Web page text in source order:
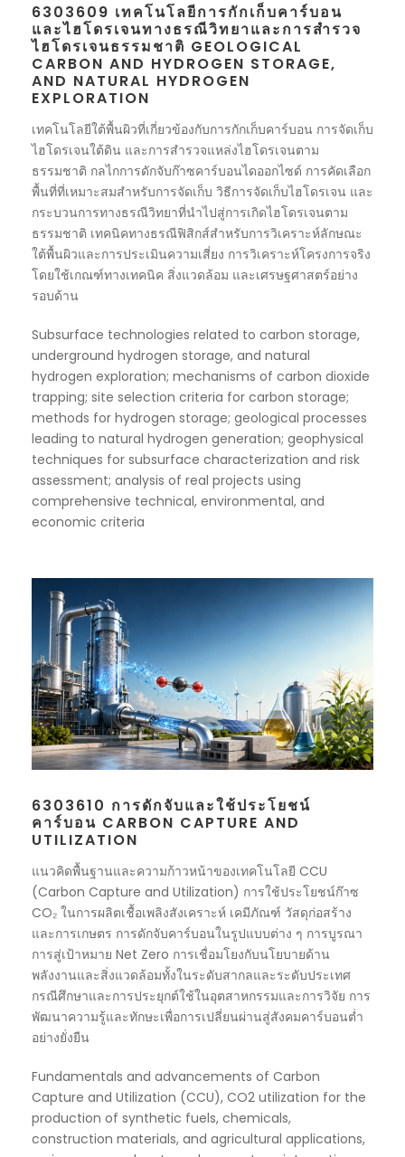
6303609 เทคโนโลยีการกักเก็บคาร์บอน
และไฮโดรเจนทางธรณีวิทยาและการสำรวจ
ไฮโดรเจนธรรมชาติ GEOLOGICAL
CARBON AND HYDROGEN STORAGE,
AND NATURAL HYDROGEN
EXPLORATION
เทคโนโลยีใต้พื้นผิวที่เกี่ยวข้องกับการกักเก็บคาร์บอน การจัดเก็บ
ไฮโดรเจนใต้ดิน และการสำรวจแหล่งไฮโดรเจนตาม
ธรรมชาติ กลไกการดักจับก๊าซคาร์บอนไดออกไซด์ การคัดเลือก
พื้นที่ที่เหมาะสมสำหรับการจัดเก็บ วิธีการจัดเก็บไฮโดรเจน และ
กระบวนการทางธรณีวิทยาที่นำไปสู่การเกิดไฮโดรเจนตาม
ธรรมชาติ เทคนิคทางธรณีฟิสิกส์สำหรับการวิเคราะห์ลักษณะ
ใต้พื้นผิวและการประเมินความเสี่ยง การวิเคราะห์โครงการจริง
โดยใช้เกณฑ์ทางเทคนิค สิ่งแวดล้อม และเศรษฐศาสตร์อย่าง
รอบด้าน
Subsurface technologies related to carbon storage,
underground hydrogen storage, and natural
hydrogen exploration; mechanisms of carbon dioxide
trapping; site selection criteria for carbon storage;
methods for hydrogen storage; geological processes
leading to natural hydrogen generation; geophysical
techniques for subsurface characterization and risk
assessment; analysis of real projects using
comprehensive technical, environmental, and
economic criteria
6303610 การดักจับและใช้ประโยชน์
คาร์บอน CARBON CAPTURE AND
UTILIZATION
แนวคิดพื้นฐานและความก้าวหน้าของเทคโนโลยี CCU
(Carbon Capture and Utilization) การใช้ประโยชน์ก๊าซ
CO₂ ในการผลิตเชื้อเพลิงสังเคราะห์ เคมีภัณฑ์ วัสดุก่อสร้าง
และการเกษตร การดักจับคาร์บอนในรูปแบบต่าง ๆ การบูรณา
การสู่เป้าหมาย Net Zero การเชื่อมโยงกับนโยบายด้าน
พลังงานและสิ่งแวดล้อมทั้งในระดับสากลและระดับประเทศ
กรณีศึกษาและการประยุกต์ใช้ในอุตสาหกรรมและการวิจัย การ
พัฒนาความรู้และทักษะเพื่อการเปลี่ยนผ่านสู่สังคมคาร์บอนต่ำ
อย่างยั่งยืน
Fundamentals and advancements of Carbon
Capture and Utilization (CCU), CO2 utilization for the
production of synthetic fuels, chemicals,
construction materials, and agricultural applications,